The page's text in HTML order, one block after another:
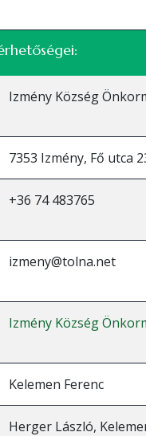
Izmény Község
7353 Izmény, Fő utca
+36 74 483765
izmeny@tolna.net
Izmény Község
Kelemen Ferenc
Herger László,